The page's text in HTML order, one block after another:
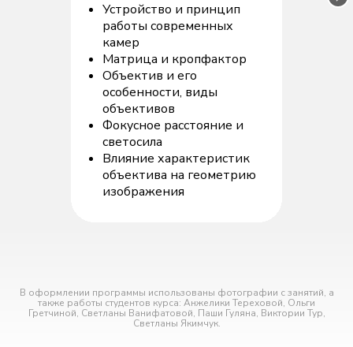
Устройство и принцип
работы современных
камер
Матрица и кропфактор
Объектив и его
особенности, виды
объективов
Фокусное расстояние и
светосила
Влияние характеристик
объектива на геометрию
изображения
В оформлении программы использованы фотографии с занятий, а
также работы студентов курса: Анжелики Тереховой, Ольги
Гретчиной, Светланы Ванифатовой, Паши Гуляна, Виктории Тур,
Светланы Якимчук.